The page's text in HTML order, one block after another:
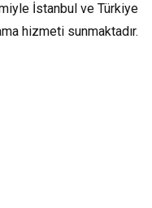
İstanbul ve Türkiye
hizmeti sunmaktadır.